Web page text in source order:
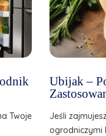
Twoje
Ubijak –
Jeśli
ogrodniczymi